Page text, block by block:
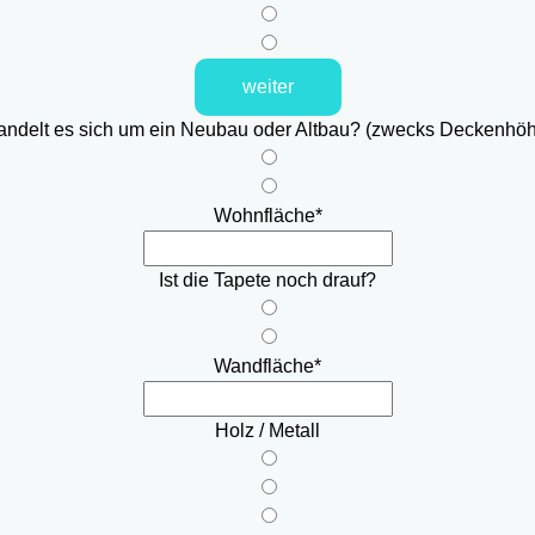
weiter
es sich um ein Neubau oder Altbau? (zwecks
Wohnfläche*
Ist die Tapete noch drauf?
Wandfläche*
Holz / Metall